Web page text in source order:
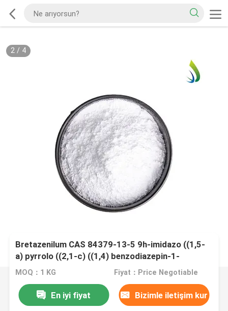
2/ 4
Bretazenilum CAS 84379-13-5 9h-imidazo ((1,5-
a) pyrrolo ((2,1-c) ((1,4) benzodiazepin-1-
karboksillikasit,11,12,13,
MOQ：1 KG Fiyat：Price Negotiable
En iyi fiyat Bizimle iletişim kur